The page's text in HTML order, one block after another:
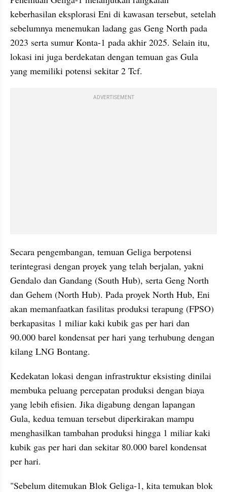
keberhasilan eksplorasi Eni di kawasan tersebut, setelah
sebelumnya menemukan ladang gas Geng North pada
2023 serta sumur Konta-1 pada akhir 2025. Selain itu,
lokasi ini juga berdekatan dengan temuan gas Gula
yang memiliki potensi sekitar 2 Tcf.
ADVERTISEMENT
Secara pengembangan, temuan Geliga berpotensi
terintegrasi dengan proyek yang telah berjalan, yakni
Gendalo dan Gandang (South Hub), serta Geng North
dan Gehem (North Hub). Pada proyek North Hub, Eni
akan memanfaatkan fasilitas produksi terapung (FPSO)
berkapasitas 1 miliar kaki kubik gas per hari dan
90.000 barel kondensat per hari yang terhubung dengan
kilang LNG Bontang.
Kedekatan lokasi dengan infrastruktur eksisting dinilai
membuka peluang percepatan produksi dengan biaya
yang lebih efisien. Jika digabung dengan lapangan
Gula, kedua temuan tersebut diperkirakan mampu
menghasilkan tambahan produksi hingga 1 miliar kaki
kubik gas per hari dan sekitar 80.000 barel kondensat
per hari.
"Sebelum ditemukan Blok Geliga-1, kita temukan blok